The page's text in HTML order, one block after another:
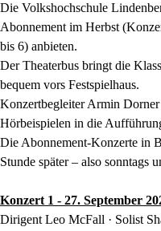
Die Volkshochschule
Abonnement im Herbst
bis 6) anbieten.
Der Theaterbus bringt die
bequem vors Festspielhaus.
Konzertbegleiter Armin
Hörbeispielen in die
Die Abonnement-Konzerte in
Stunde später – also sonntags
Konzert 1 - 27. September
Dirigent Leo McFall · Solist